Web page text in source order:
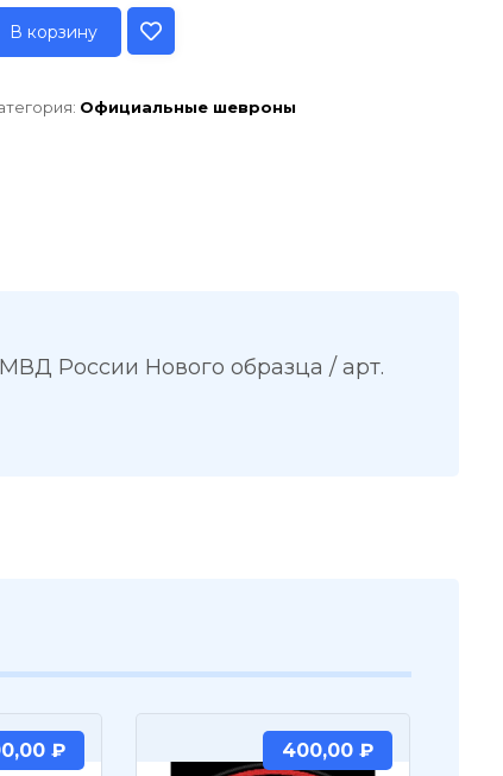
В корзину
Официальные шевроны
России Нового образца / арт.
₽ 400,00 ₽